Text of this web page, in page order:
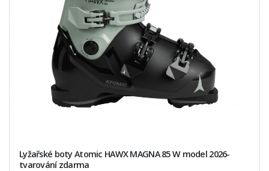
Lyžařské boty Atomic HAWX MAGNA 85 W model 2026-
tvarování zdarma